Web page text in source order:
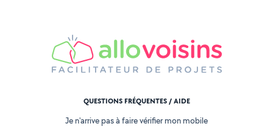
QUESTIONS FRÉQUENTES / AIDE
Je n'arrive pas à faire vérifier mon mobile